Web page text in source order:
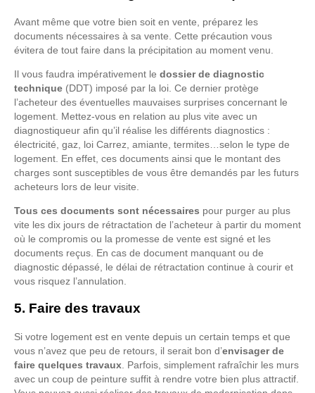
Avant même que votre bien soit en vente, préparez les
documents nécessaires à sa vente. Cette précaution vous
évitera de tout faire dans la précipitation au moment venu.
Il vous faudra impérativement le dossier de diagnostic
technique (DDT) imposé par la loi. Ce dernier protège
l’acheteur des éventuelles mauvaises surprises concernant le
logement. Mettez-vous en relation au plus vite avec un
diagnostiqueur afin qu’il réalise les différents diagnostics :
électricité, gaz, loi Carrez, amiante, termites…selon le type de
logement. En effet, ces documents ainsi que le montant des
charges sont susceptibles de vous être demandés par les futurs
acheteurs lors de leur visite.
Tous ces documents sont nécessaires pour purger au plus
vite les dix jours de rétractation de l’acheteur à partir du moment
où le compromis ou la promesse de vente est signé et les
documents reçus. En cas de document manquant ou de
diagnostic dépassé, le délai de rétractation continue à courir et
vous risquez l’annulation.
5. Faire des travaux
Si votre logement est en vente depuis un certain temps et que
vous n’avez que peu de retours, il serait bon d’envisager de
faire quelques travaux . Parfois, simplement rafraîchir les murs
avec un coup de peinture suffit à rendre votre bien plus attractif.